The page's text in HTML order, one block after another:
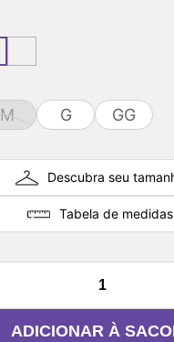
M G GG
Descubra seu
Tabela de medidas
ADICIONAR À